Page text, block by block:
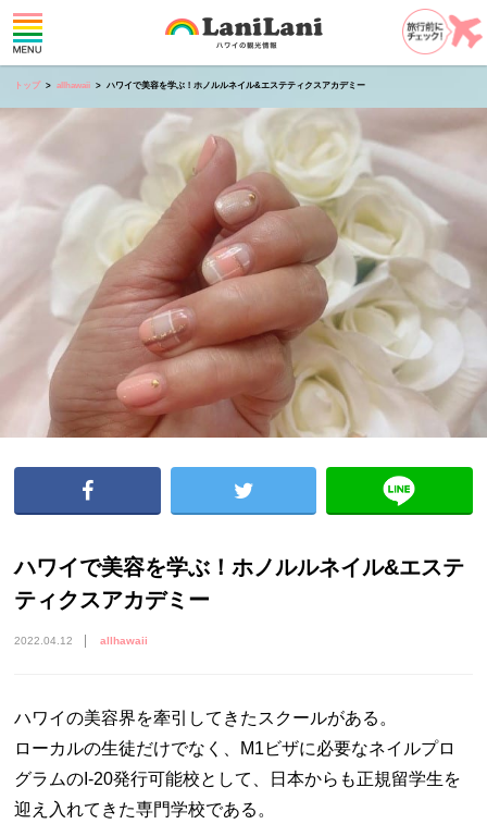
トップ allhawaii ハワイで美容を学ぶ！ホノルルネイル&エステティクスアカデミー
ハワイで美容を学ぶ！ホノルルネイル&エステ
ティクスアカデミー
2022.04.12 allhawaii
ハワイの美容界を牽引してきたスクールがある。
ローカルの生徒だけでなく、M1ビザに必要なネイルプロ
グラムのI-20発行可能校として、日本からも正規留学生を
迎え入れてきた専門学校である。